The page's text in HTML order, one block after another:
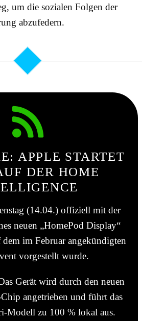
um die sozialen Folgen der
abzufedern.
APPLE STARTET
DER HOME
(14.04.) offiziell mit der
neuen „HomePod Display“
im Februar angekündigten
vorgestellt wurde.
Gerät wird durch den neuen
angetrieben und führt das
Modell zu 100 % lokal aus.